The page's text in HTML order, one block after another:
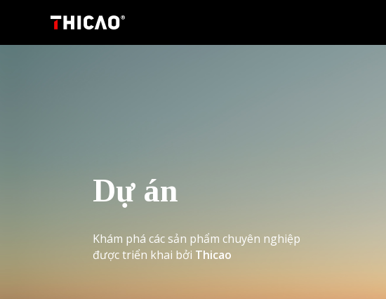
Dự án
Khám phá các sản phẩm chuyên nghiệp
được triển khai bởi Thicao